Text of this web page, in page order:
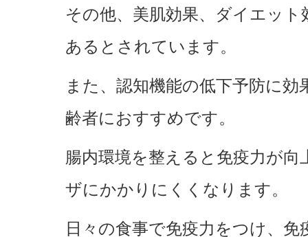
その他、美肌効果、ダイエッ
あるとされています。
また、認知機能の低下予防に
齢者におすすめです。
腸内環境を整えると免疫力が
ザにかかりにくくなります。
日々の食事で免疫力をつけ、